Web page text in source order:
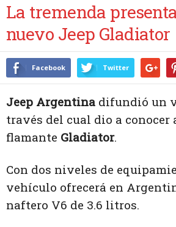
La tremenda
nuevo Jeep Gladiator
Facebook Twitter
Jeep Argentina difundió un
través del cual dio a conocer
flamante Gladiator.
Con dos niveles de
vehículo ofrecerá en
naftero V6 de 3.6 litros.